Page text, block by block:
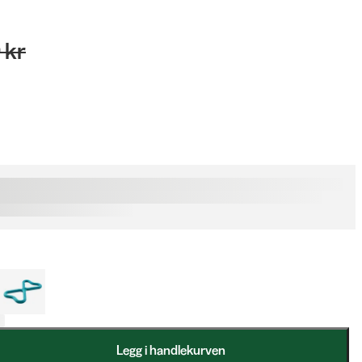
kr
Legg i handlekurven